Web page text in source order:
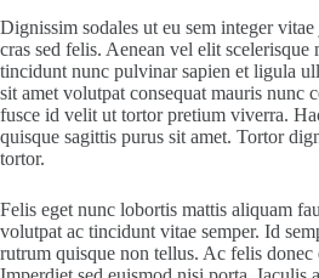
Dignissim sodales ut eu sem integer
cras sed felis. Aenean vel elit scelerisque
tincidunt nunc pulvinar sapien et ligula
sit amet volutpat consequat mauris nunc
fusce id velit ut tortor pretium viverra.
quisque sagittis purus sit amet. Tortor
tortor.
Felis eget nunc lobortis mattis aliquam
volutpat ac tincidunt vitae semper. Id
rutrum quisque non tellus. Ac felis donec